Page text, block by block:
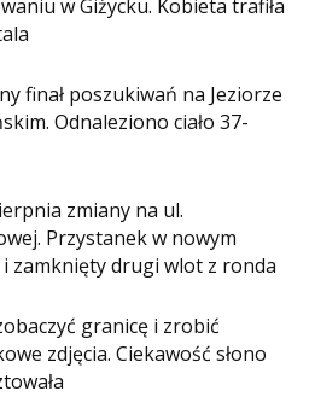
w Giżycku. Kobieta trafiła
finał poszukiwań na Jeziorze
Odnaleziono ciało 37-
zmiany na ul.
Przystanek w nowym
i zamknięty drugi wlot z ronda
granicę i zrobić
zdjęcia. Ciekawość słono